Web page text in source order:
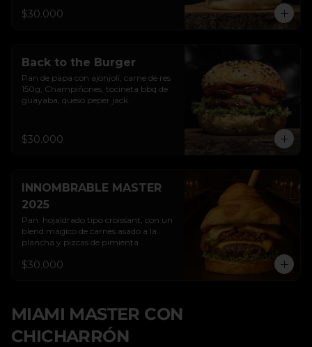
$30.000
Back to the Burger
Pan de papa con ajonjolí, carne de res
150g, Champiñones, tocineta bbq de
guayaba, queso peper jack.
$30.000
INNOMBRABLE MASTER
2025
Pan  hojaldrado tipo croissant, con un
blend mágico de carnes asado a la
plancha y pizcas de pimienta
hechizada con miel y polvos de canela,
$30.000
MIAMI MASTER CON
CHICHARRÓN